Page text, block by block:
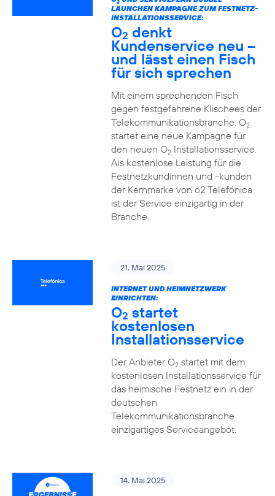
2
LAUNCHEN KAMPAGNE ZUM FESTNETZ-
INSTALLATIONSSERVICE:
O2 denkt
Kundenservice neu –
und lässt einen Fisch
für sich sprechen
Mit einem sprechenden Fisch
gegen festgefahrene Klischees der
Telekommunikationsbranche: O2
startet eine neue Kampagne für
den neuen O2Installationsservice.
Als kostenlose Leistung für die
Festnetzkundinnen und -kunden
der Kernmarke von o2 Telefónica
ist der Service einzigartig in der
Branche.
21. Mai 2025
INTERNET UND HEIMNETZWERK
EINRICHTEN:
O2 startet
kostenlosen
Installationsservice
Der Anbieter O2startet mit dem
kostenlosen Installationsservice für
das heimische Festnetz ein in der
deutschen
Telekommunikationsbranche
einzigartiges Serviceangebot.
14. Mai 2025